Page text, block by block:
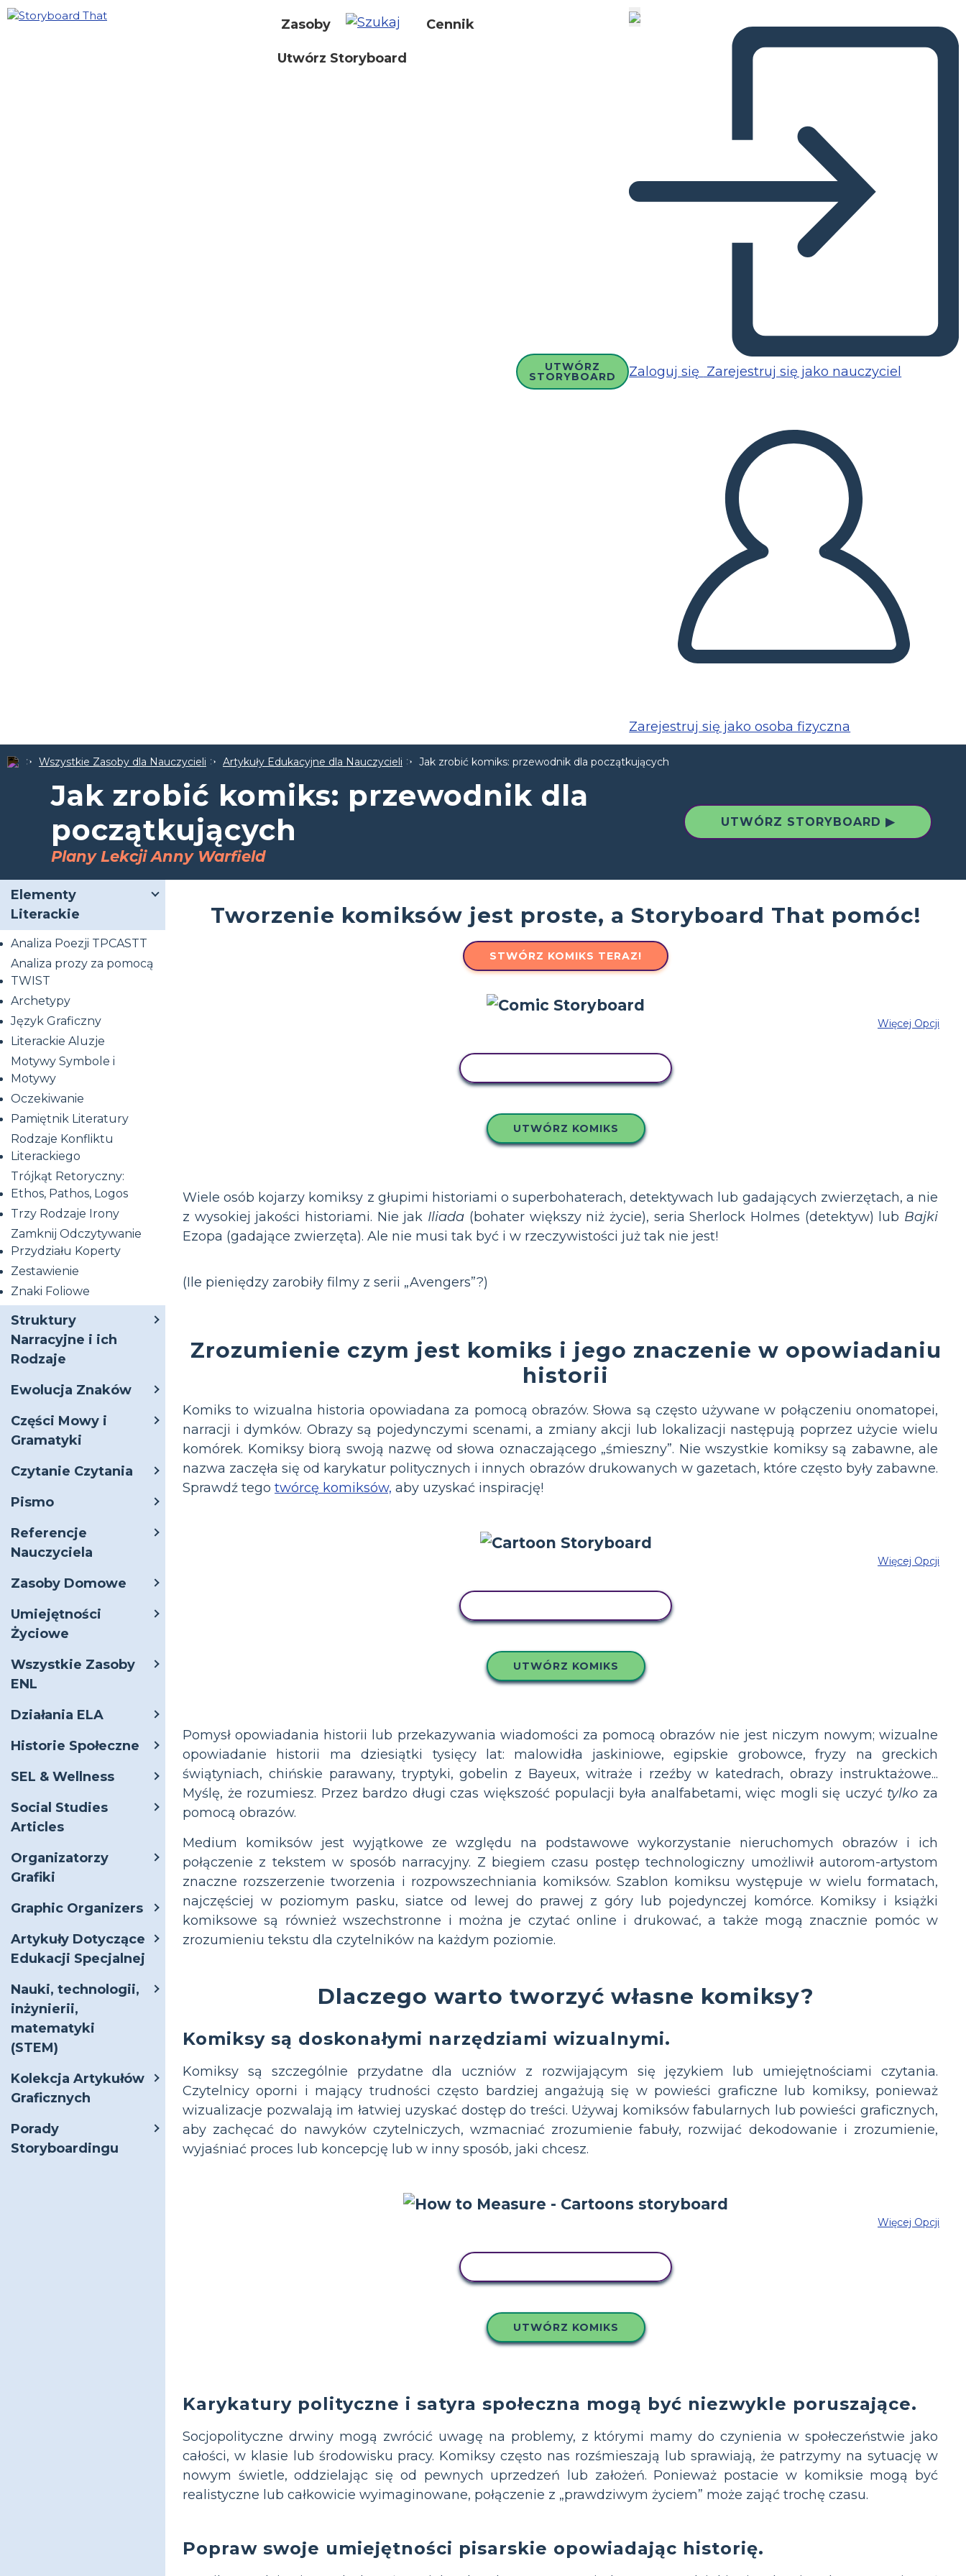
Zasoby Cennik
Utwórz Storyboard
UTWÓRZ
STORYBOARD Zaloguj się Zarejestruj się jako nauczyciel
Zarejestruj się jako osoba fizyczna
Wszystkie Zasoby dla Nauczycieli Artykuły Edukacyjne dla Nauczycieli Jak zrobić komiks: przewodnik dla początkujących
Jak zrobić komiks: przewodnik dla
początkujących
Plany Lekcji Anny Warfield
UTWÓRZ STORYBOARD ▶
Elementy
Literackie
Analiza Poezji TPCASTT
Analiza prozy za pomocą
TWIST
Archetypy
Język Graficzny
Literackie Aluzje
Motywy Symbole i
Motywy
Oczekiwanie
Pamiętnik Literatury
Rodzaje Konfliktu
Literackiego
Trójkąt Retoryczny:
Ethos, Pathos, Logos
Trzy Rodzaje Irony
Zamknij Odczytywanie
Przydziału Koperty
Zestawienie
Znaki Foliowe
Struktury
Narracyjne i ich
Rodzaje
Ewolucja Znaków
Części Mowy i
Gramatyki
Czytanie Czytania
Pismo
Referencje
Nauczyciela
Zasoby Domowe
Umiejętności
Życiowe
Wszystkie Zasoby
ENL
Działania ELA
Historie Społeczne
SEL & Wellness
Social Studies
Articles
Organizatorzy
Grafiki
Graphic Organizers
Artykuły Dotyczące
Edukacji Specjalnej
Nauki, technologii,
inżynierii,
matematyki
(STEM)
Kolekcja Artykułów
Graficznych
Porady
Storyboardingu
Tworzenie komiksów jest proste, a Storyboard That pomóc!
STWÓRZ KOMIKS TERAZ!
Więcej Opcji
UTWÓRZ KOMIKS
Wiele osób kojarzy komiksy z głupimi historiami o superbohaterach, detektywach lub gadających zwierzętach, a nie
z wysokiej jakości historiami. Nie jak Iliada (bohater większy niż życie), seria Sherlock Holmes (detektyw) lub Bajki
Ezopa (gadające zwierzęta). Ale nie musi tak być i w rzeczywistości już tak nie jest!
(Ile pieniędzy zarobiły filmy z serii „Avengers”?)
Zrozumienie czym jest komiks i jego znaczenie w opowiadaniu
historii
Komiks to wizualna historia opowiadana za pomocą obrazów. Słowa są często używane w połączeniu onomatopei,
narracji i dymków. Obrazy są pojedynczymi scenami, a zmiany akcji lub lokalizacji następują poprzez użycie wielu
komórek. Komiksy biorą swoją nazwę od słowa oznaczającego „śmieszny”. Nie wszystkie komiksy są zabawne, ale
nazwa zaczęła się od karykatur politycznych i innych obrazów drukowanych w gazetach, które często były zabawne.
Sprawdź tego twórcę komiksów, aby uzyskać inspirację!
Więcej Opcji
UTWÓRZ KOMIKS
Pomysł opowiadania historii lub przekazywania wiadomości za pomocą obrazów nie jest niczym nowym; wizualne
opowiadanie historii ma dziesiątki tysięcy lat: malowidła jaskiniowe, egipskie grobowce, fryzy na greckich
świątyniach, chińskie parawany, tryptyki, gobelin z Bayeux, witraże i rzeźby w katedrach, obrazy instruktażowe...
Myślę, że rozumiesz. Przez bardzo długi czas większość populacji była analfabetami, więc mogli się uczyć tylko za
pomocą obrazów.
Medium komiksów jest wyjątkowe ze względu na podstawowe wykorzystanie nieruchomych obrazów i ich
połączenie z tekstem w sposób narracyjny. Z biegiem czasu postęp technologiczny umożliwił autorom-artystom
znaczne rozszerzenie tworzenia i rozpowszechniania komiksów. Szablon komiksu występuje w wielu formatach,
najczęściej w poziomym pasku, siatce od lewej do prawej z góry lub pojedynczej komórce. Komiksy i książki
komiksowe są również wszechstronne i można je czytać online i drukować, a także mogą znacznie pomóc w
zrozumieniu tekstu dla czytelników na każdym poziomie.
Dlaczego warto tworzyć własne komiksy?
Komiksy są doskonałymi narzędziami wizualnymi.
Komiksy są szczególnie przydatne dla uczniów z rozwijającym się językiem lub umiejętnościami czytania.
Czytelnicy oporni i mający trudności często bardziej angażują się w powieści graficzne lub komiksy, ponieważ
wizualizacje pozwalają im łatwiej uzyskać dostęp do treści. Używaj komiksów fabularnych lub powieści graficznych,
aby zachęcać do nawyków czytelniczych, wzmacniać zrozumienie fabuły, rozwijać dekodowanie i zrozumienie,
wyjaśniać proces lub koncepcję lub w inny sposób, jaki chcesz.
Więcej Opcji
UTWÓRZ KOMIKS
Karykatury polityczne i satyra społeczna mogą być niezwykle poruszające.
Socjopolityczne drwiny mogą zwrócić uwagę na problemy, z którymi mamy do czynienia w społeczeństwie jako
całości, w klasie lub środowisku pracy. Komiksy często nas rozśmieszają lub sprawiają, że patrzymy na sytuację w
nowym świetle, oddzielając się od pewnych uprzedzeń lub założeń. Ponieważ postacie w komiksie mogą być
realistyczne lub całkowicie wyimaginowane, połączenie z „prawdziwym życiem” może zająć trochę czasu.
Popraw swoje umiejętności pisarskie opowiadając historię.